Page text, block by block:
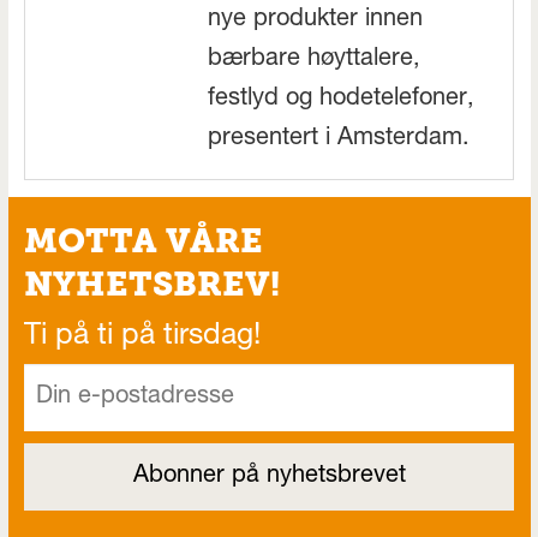
nye produkter innen
bærbare høyttalere,
festlyd og hodetelefoner,
presentert i Amsterdam.
MOTTA VÅRE
NYHETSBREV!
Ti på ti på tirsdag!